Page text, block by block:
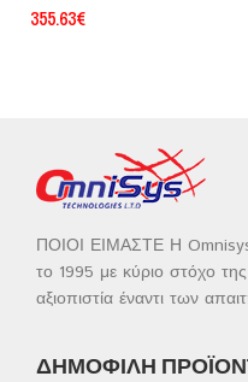
355.63€
ΠΟΙΟΙ ΕΙΜΑΣΤΕ Η
το 1995 με κύριο στόχο
αξιοπιστία έναντι των
ΔΗΜΟΦΙΛΉ